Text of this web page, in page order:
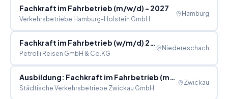
Fachkraft im Fahrbetrieb (m/w/d) - 2027
Verkehrsbetriebe Hamburg-Holstein GmbH
Hamburg
Fachkraft im Fahrbetrieb (w/m/d) 2027
Petrolli Reisen GmbH & Co.KG
Niedereschach
Ausbildung: Fachkraft im Fahrbetrieb (m/w/d)
Städtische Verkehrsbetriebe Zwickau GmbH
Zwickau